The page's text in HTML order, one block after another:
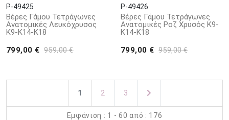
P-49425
Βέρες Γάμου Τετράγωνες
Ανατομικές Λευκόχρυσος
Κ9-Κ14-Κ18
799,00 € 959,00 €
P-49426
Βέρες Γάμου Τετράγωνες
Ανατομικές Ροζ Χρυσός Κ9-
Κ14-Κ18
799,00 € 959,00 €
1 2 3
Εμφάνιση : 1 - 60 από : 176